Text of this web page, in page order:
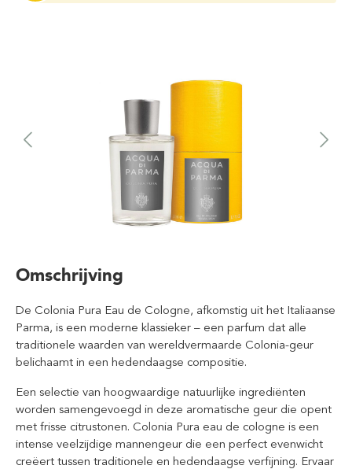
Omschrijving
De Colonia Pura Eau de Cologne, afkomstig uit het Italiaanse
Parma, is een moderne klassieker – een parfum dat alle
traditionele waarden van wereldvermaarde Colonia-geur
belichaamt in een hedendaagse compositie.
Een selectie van hoogwaardige natuurlijke ingrediënten
worden samengevoegd in deze aromatische geur die opent
met frisse citrustonen. Colonia Pura eau de cologne is een
intense veelzijdige mannengeur die een perfect evenwicht
creëert tussen traditionele en hedendaagse verfijning. Ervaar